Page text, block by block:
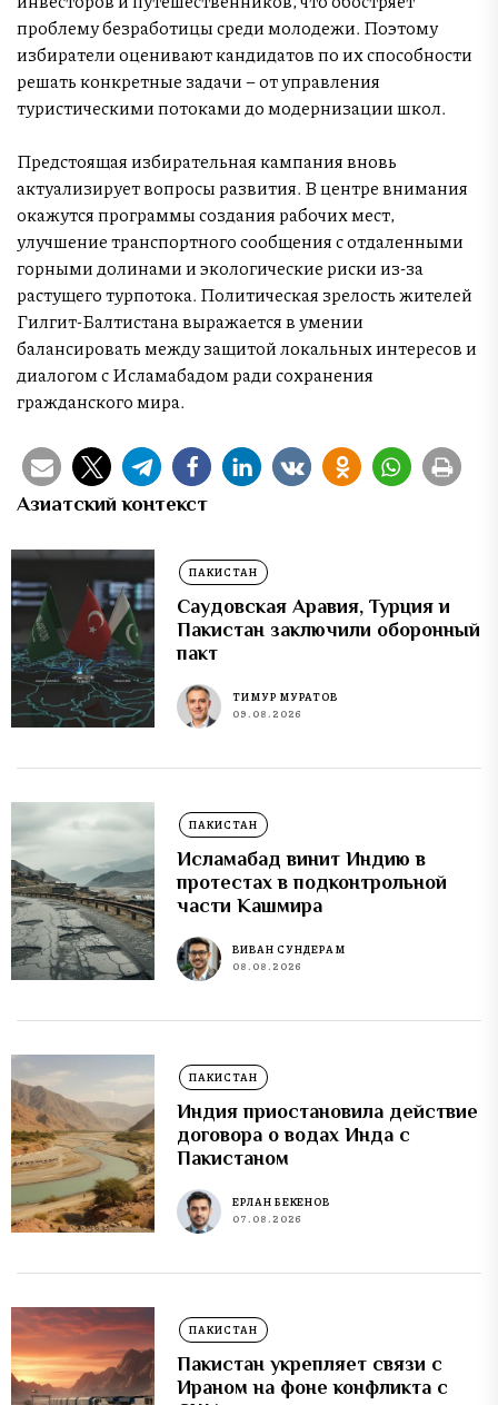
проблему безработицы среди молодежи. Поэтому
избиратели оценивают кандидатов по их способности
решать конкретные задачи – от управления
туристическими потоками до модернизации школ.
Предстоящая избирательная кампания вновь
актуализирует вопросы развития. В центре внимания
окажутся программы создания рабочих мест,
улучшение транспортного сообщения с отдаленными
горными долинами и экологические риски из-за
растущего турпотока. Политическая зрелость жителей
Гилгит-Балтистана выражается в умении
балансировать между защитой локальных интересов и
диалогом с Исламабадом ради сохранения
гражданского мира.
Азиатский контекст
ПАКИСТАН
Саудовская Аравия, Турция и
Пакистан заключили оборонный
пакт
ТИМУР МУРАТОВ
09.08.2026
ПАКИСТАН
Исламабад винит Индию в
протестах в подконтрольной
части Кашмира
ВИВАН СУНДЕРАМ
08.08.2026
ПАКИСТАН
Индия приостановила действие
договора о водах Инда с
Пакистаном
ЕРЛАН БЕКЕНОВ
07.08.2026
ПАКИСТАН
Пакистан укрепляет связи с
Ираном на фоне конфликта с